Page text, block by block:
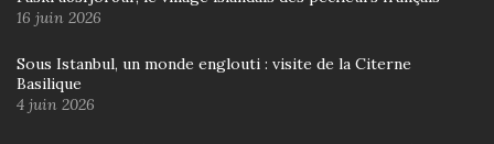
16 juin 2026
Sous Istanbul, un monde englouti : visite de la Citerne
Basilique
4 juin 2026